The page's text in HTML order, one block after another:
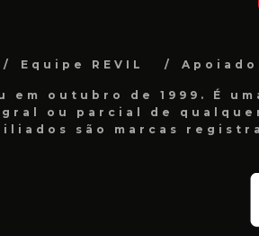
Equipe REVIL
em outubro de 1999. É
ou parcial de
são marcas